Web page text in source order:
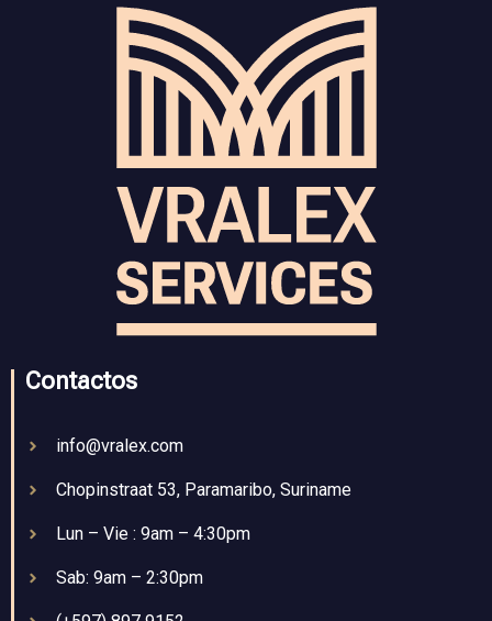
Contactos
info@vralex.com
Chopinstraat 53, Paramaribo, Suriname
Lun – Vie : 9am – 4:30pm
Sab: 9am – 2:30pm